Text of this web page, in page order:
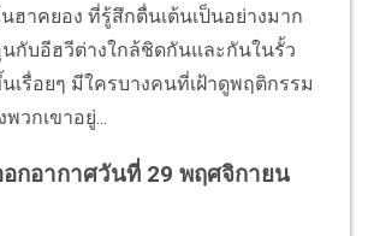
ฮาคยอง ที่รู้สึกตื่นเต้นเป็นอย่างมาก
กับอีฮวีต่างใกล้ชิดกันและกันในรั้ว
เรื่อยๆ มีใครบางคนที่เฝ้าดูพฤติกรรม
วกเขาอยู่...
อกอากาศวันที่ 29 พฤศจิกายน